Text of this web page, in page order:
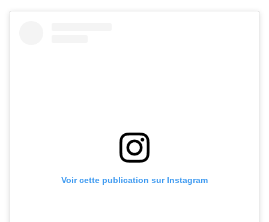
Voir cette publication sur Instagram